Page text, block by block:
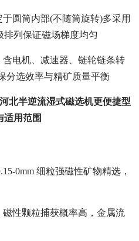
圆筒内部(不随筒旋转)多采用
排列保证磁场梯度均匀
电机、减速器、链轮链条转
分选效率与精矿质量平衡
北半逆流湿式磁选机更便捷型
适用范围
0mm 细粒强磁性矿物精选，
性颗粒捕获概率高，金属流